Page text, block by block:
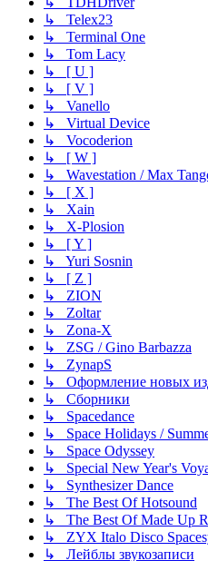
↳ Telex23
↳ Terminal One
↳ Tom Lacy
↳ [ U ]
↳ [ V ]
↳ Vanello
↳ Virtual Device
↳ Vocoderion
↳ [ W ]
↳ Wavestation / Max
↳ [ X ]
↳ Xain
↳ X-Plosion
↳ [ Y ]
↳ Yuri Sosnin
↳ [ Z ]
↳ ZION
↳ Zoltar
↳ Zona-X
↳ ZSG / Gino Barbazza
↳ ZynapS
↳ Оформление новых
↳ Сборники
↳ Spacedance
↳ Space Holidays /
↳ Space Odyssey
↳ Special New Year's
↳ Synthesizer Dance
↳ The Best Of Hotsound
↳ The Best Of Made Up
↳ ZYX Italo Disco
↳ Лейблы звукозаписи